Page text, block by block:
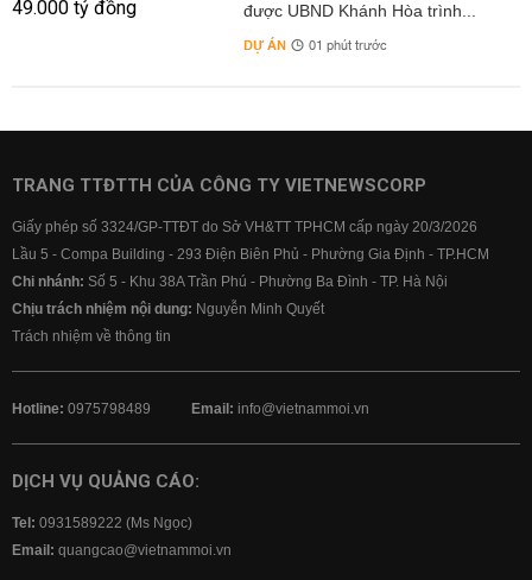
được UBND Khánh Hòa trình...
DỰ ÁN 01 phút trước
TRANG TTĐTTH CỦA CÔNG TY VIETNEWSCORP
Giấy phép số 3324/GP-TTĐT do Sở VH&TT TPHCM cấp ngày 20/3/2026
Lầu 5 - Compa Building - 293 Điện Biên Phủ - Phường Gia Định - TP.HCM
Chi nhánh: Số 5 - Khu 38A Trần Phú - Phường Ba Đình - TP. Hà Nội
Chịu trách nhiệm nội dung: Nguyễn Minh Quyết
Trách nhiệm về thông tin
Hotline: 0975798489 Email: info@vietnammoi.vn
DỊCH VỤ QUẢNG CÁO:
Tel: 0931589222 (Ms Ngọc)
Email: quangcao@vietnammoi.vn